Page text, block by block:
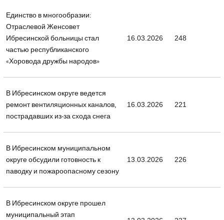
Единство в многообразии:
Отраслевой Женсовет
Ибресинской больницы стал
частью республиканского
«Хоровода дружбы народов»
16.03.2026 248
В Ибресинском округе ведется
ремонт вентиляционных каналов,
пострадавших из-за схода снега
16.03.2026 221
В Ибресинском муниципальном
округе обсудили готовность к
паводку и пожароопасному сезону
13.03.2026 226
В Ибресинском округе прошел
муниципальный этап